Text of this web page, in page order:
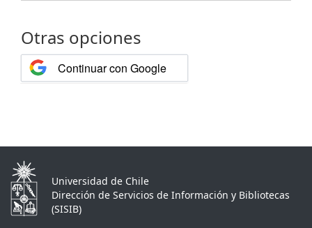
Otras opciones
Continuar con Google
Universidad de Chile
Dirección de Servicios de Información y Bibliotecas
(SISIB)